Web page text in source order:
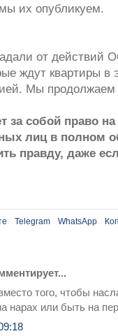
их опубликуем.
от действий
ждут квартиры
Мы продолжаем
за собой право
лиц в полном
правду, даже
Telegram WhatsApp
того, чтобы
нарах или быть на